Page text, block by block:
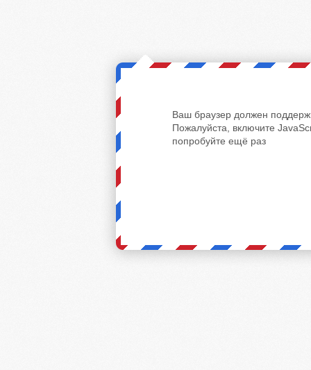
Ваш браузер должен
Пожалуйста, включите
попробуйте ещё раз